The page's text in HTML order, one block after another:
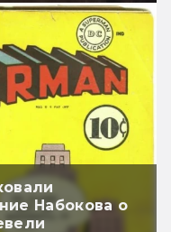
Набокова о